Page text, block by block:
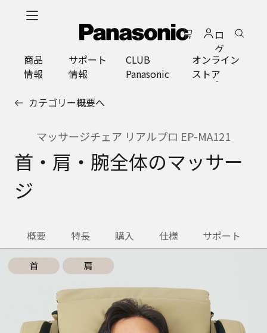
ロ
グ
イ
ン
商品
情報
サポート
情報
CLUB
Panasonic
オンライン
ストア
カテゴリー概要へ
マッサージチェア リアルプロ EP-MA121
首・肩・腕全体のマッサー
ジ
概要 特長 購入 仕様 サポート